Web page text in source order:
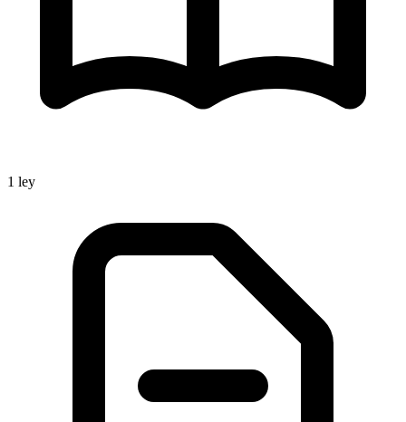
1 ley